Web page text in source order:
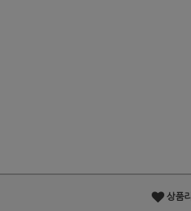
상품